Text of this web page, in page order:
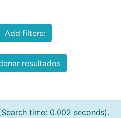
Add filters:
resultados
time: 0.002 seconds).